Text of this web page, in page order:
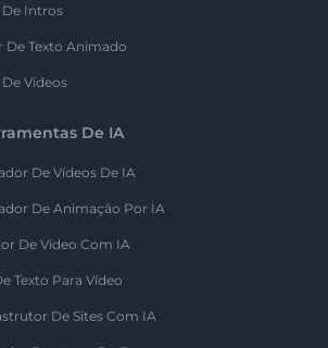
Intros
De Texto Animado
Vídeos
De IA
De Vídeos De IA
De Animação Por IA
De Vídeo Com IA
Texto Para Vídeo
De Sites Com IA